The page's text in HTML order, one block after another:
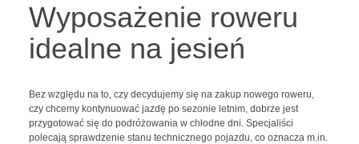
Wyposażenie roweru
idealne na jesień
Bez względu na to, czy decydujemy się na zakup nowego roweru,
czy chcemy kontynuować jazdę po sezonie letnim, dobrze jest
przygotować się do podróżowania w chłodne dni. Specjaliści
polecają sprawdzenie stanu technicznego pojazdu, co oznacza m.in.